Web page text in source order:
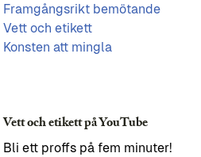
Framgångsrikt bemötande
Vett och etikett
Konsten att mingla
Vett och etikett på YouTube
Bli ett proffs på fem minuter!